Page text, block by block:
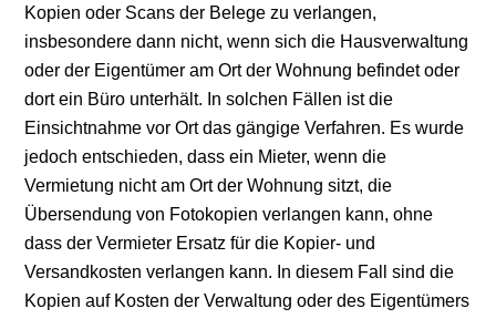
Kopien oder Scans der Belege zu verlangen,
insbesondere dann nicht, wenn sich die Hausverwaltung
oder der Eigentümer am Ort der Wohnung befindet oder
dort ein Büro unterhält. In solchen Fällen ist die
Einsichtnahme vor Ort das gängige Verfahren. Es wurde
jedoch entschieden, dass ein Mieter, wenn die
Vermietung nicht am Ort der Wohnung sitzt, die
Übersendung von Fotokopien verlangen kann, ohne
dass der Vermieter Ersatz für die Kopier- und
Versandkosten verlangen kann. In diesem Fall sind die
Kopien auf Kosten der Verwaltung oder des Eigentümers